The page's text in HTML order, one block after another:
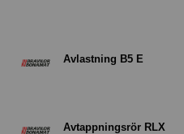
Avlastning B5 E
Avtappningsrör RLX